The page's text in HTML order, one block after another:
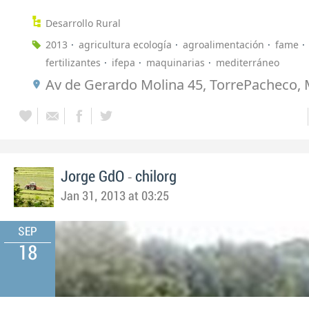
Desarrollo Rural
2013
agricultura ecología agroalimentación
fame
fertilizantes
ifepa maquinarias mediterráneo
Av de Gerardo Molina 45, TorrePacheco,
Jorge GdO - chilorg
Jan 31, 2013 at 03:25
SEP
18